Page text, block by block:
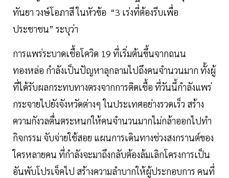
ทันยา วงษ์โอภาสี ในหัวข้อ “3 เร่งที่ต้องรีบเพื่อ
ประชาชน” ระบุว่า
การแพร่ระบาดเชื้อโควิด 19 ที่เริ่มต้นขึ้นจากถนน
ทองหล่อ กำลังเป็นปัญหาลุกลามไปถึงคนจำนวนมาก ทั้งผู้
ที่ได้รับผลกระทบทางตรงจากการติดเชื้อ ที่วันนี้กำลังแพร่
กระจายไปยังจังหวัดต่างๆ ในประเทศอย่างรวดเร็ว สร้าง
ความกังวลตื่นตระหนกให้คนจำนวนมากไม่กล้าออกไปทำ
กิจกรรม จับจ่ายใช้สอย แผนการเดินทางช่วงสงกรานต์ของ
ใครหลายคน ที่กำลังจะมาถึงกลับต้องล้มเลิกโครงการเป็น
อันพับโปรเจ็คไป สร้างความลำบากให้ผู้ประกอบการ คนที่